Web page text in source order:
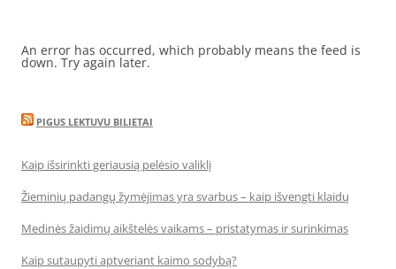
An error has occurred, which probably means the feed is
down. Try again later.
PIGUS LEKTUVU BILIETAI
Kaip išsirinkti geriausią pelėsio valiklį
Žieminių padangų žymėjimas yra svarbus – kaip išvengti klaidų
Medinės žaidimų aikštelės vaikams – pristatymas ir surinkimas
Kaip sutaupyti aptveriant kaimo sodybą?